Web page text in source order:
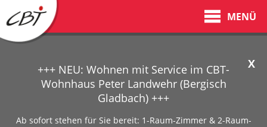
X
+++ NEU: Wohnen mit Service im CBT-
Wohnhaus Peter Landwehr (Bergisch
Gladbach) +++
Ab sofort stehen für Sie bereit: 1-Raum-Zimmer & 2-Raum-
MENÜ